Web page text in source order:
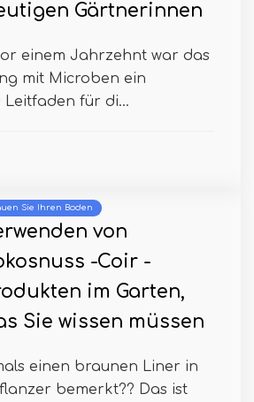
Gärtnerinnen
einem Jahrzehnt war das
mit Microben ein
Leitfaden für di...
Sie Ihren Boden
von
-Coir -
im Garten,
Sie wissen müssen
einen braunen Liner in
bemerkt?? Das ist